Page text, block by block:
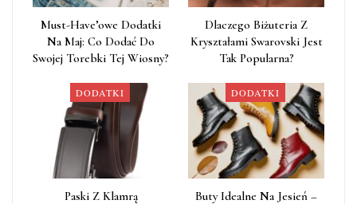
Must-Have’owe Dodatki
Na Maj: Co Dodać Do
Swojej Torebki Tej Wiosny?
Dlaczego Biżuteria Z
Kryształami Swarovski Jest
Tak Popularna?
DODATKI
Paski Z Klamrą
DODATKI
Buty Idealne Na Jesień –